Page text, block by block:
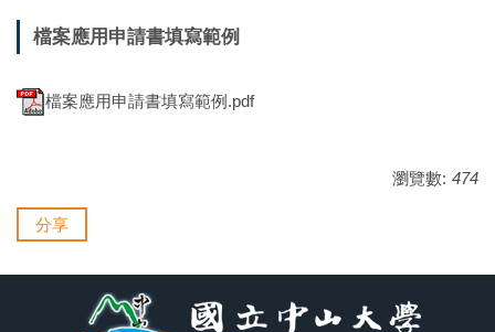
檔案應用申請書填寫範例
檔案應用申請書填寫範例.pdf
瀏覽數: 474
分享